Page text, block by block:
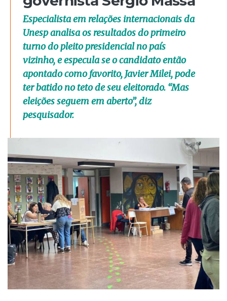
Especialista em relações internacionais da
Unesp analisa os resultados do primeiro
turno do pleito presidencial no país
vizinho, e especula se o candidato então
apontado como favorito, Javier Milei, pode
ter batido no teto de seu eleitorado. “Mas
eleições seguem em aberto”, diz
pesquisador.